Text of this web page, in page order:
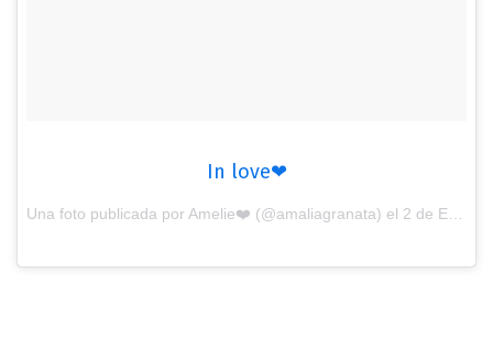
In love❤
Una foto publicada por Amelie❤️ (@amaliagranata) el 2 de Ene de 2017 a la(s) 11:10 PST